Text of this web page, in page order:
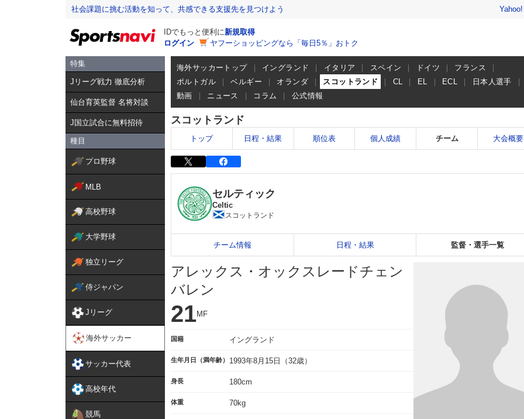
社会課題に挑む活動を知って、共感できる支援先を見つけよう
IDでもっと便利に新規取得
ログイン
ヤフーショッピングなら「毎日5％」おトク
特集
Jリーグ戦力 徹底分析
仙台育英監督 名将対談
J国立試合に無料招待
種目
プロ野球
MLB
高校野球
大学野球
独立リーグ
侍ジャパン
Jリーグ
海外サッカー
サッカー代表
高校年代
競馬
海外サッカートップ イングランド イタリア スペイン ドイツ
フランス
ポルトガル
ベルギー オランダ スコットランド CL EL ECL
日本人選手
動画
ニュース コラム 公式情報
スコットランド
トップ 日程・結果 順位表 個人成績 チーム 大会概要
セルティック
Celtic
スコットランド
チーム情報 日程・結果 監督・選手一覧
アレックス・オックスレードチェン
バレン
21MF
国籍 イングランド
生年月日（満年齢） 1993年8月15日（32歳）
身長 180cm
体重 70kg